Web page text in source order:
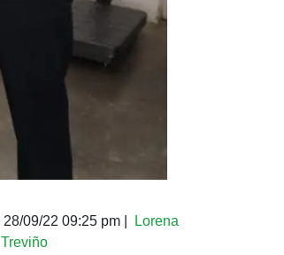
28/09/22 09:25 pm
Lorena
Treviño